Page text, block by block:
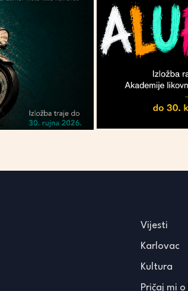
Vijesti
Karlovac
Kultura
Pričaj mi o